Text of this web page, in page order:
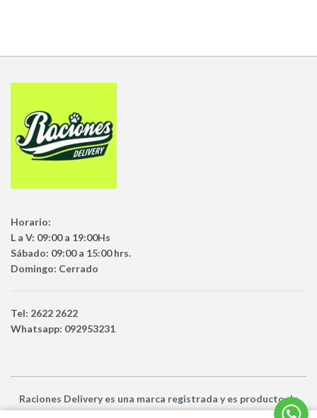
Horario:
L a V: 09:00 a 19:00Hs
Sábado: 09:00 a 15:00 hrs.
Domingo: Cerrado
Tel: 2622 2622
Whatsapp: 092953231
Raciones Deliveryes una marca registrada y es productode
Netbuy Uruguay SRL -© Todos los derechos reservados